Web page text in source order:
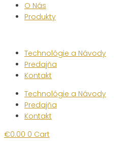
O Nás
Produkty
Technológie a Návody
Predajňa
Kontakt
Technológie a Návody
Predajňa
Kontakt
€0.00 0 Cart